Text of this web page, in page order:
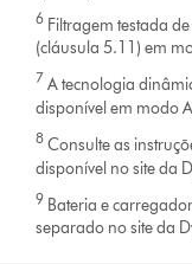
6 Filtragem testada
(cláusula 5.11) em
7 A tecnologia
disponível em modo
8 Consulte as
disponível no site da
9 Bateria e
separado no site da